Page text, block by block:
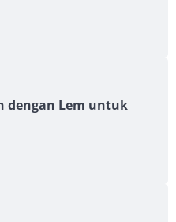
dengan Lem untuk